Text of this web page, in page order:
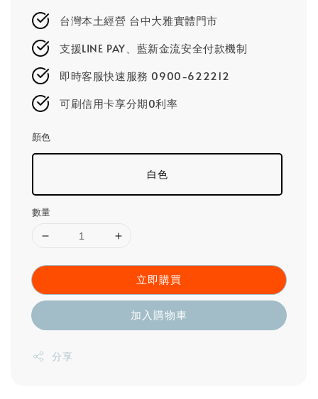
price
台灣本土經營 台中大雅實體門市
支援LINE PAY、藍新金流安全付款機制
即時客服快速服務 0900-622212
可刷信用卡享分期0利率
顏色
白色
數量
立即購買
加入購物車
分享